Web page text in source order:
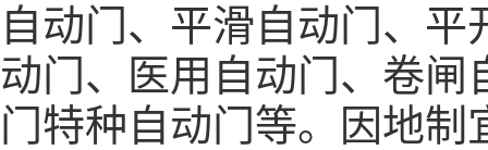
自动门、平滑自动门、
动门、医用自动门、卷闸
门特种自动门等。因地制